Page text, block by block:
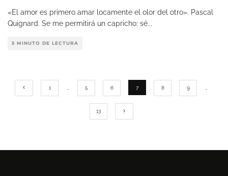
«El amor es primero amar locamente el olor del otro». Pascal
Quignard. Se me permitirá un capricho: sé...
5 MINUTO DE LECTURA
1 5 6 7 8 9
13